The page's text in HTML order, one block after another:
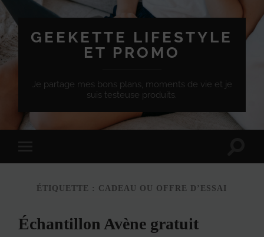
GEEKETTE LIFESTYLE
ET PROMO
Je partage mes bons plans, moments de vie et je
suis testeuse produits.
à
version
mobile
ÉTIQUETTE : CADEAU OU OFFRE D’ESSAI
Échantillon Avène gratuit